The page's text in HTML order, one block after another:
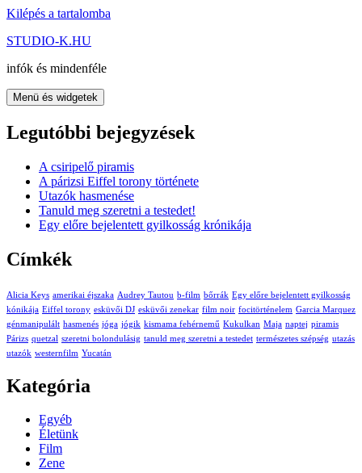
Kilépés a tartalomba
STUDIO-K.HU
infók és mindenféle
Menü és widgetek
Legutóbbi bejegyzések
A csiripelő piramis
A párizsi Eiffel torony története
Utazók hasmenése
Tanuld meg szeretni a testedet!
Egy előre bejelentett gyilkosság krónikája
Címkék
Alicia Keys amerikai éjszaka Audrey Tautou b-film bőrrák Egy előre bejelentett gyilkosság
kónikája Eiffel torony esküvői DJ esküvői zenekar film noir focitörténelem Garcia Marquez
génmanipulált hasmenés jóga jógik kismama fehérnemű Kukulkan Maja naptej piramis
Párizs quetzal szeretni bolondulásig tanuld meg szeretni a testedet természetes szépség utazás
utazók westernfilm Yucatán
Kategória
Egyéb
Életünk
Film
Zene